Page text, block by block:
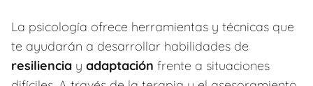
La psicología ofrece herramientas y técnicas que
te ayudarán a desarrollar habilidades de
resiliencia y adaptación frente a situaciones